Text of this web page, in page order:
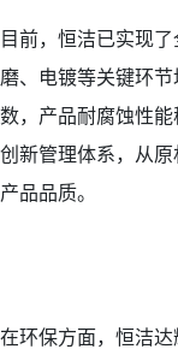
目前，恒洁已实现
磨、电镀等关键环
数，产品耐腐蚀性
创新管理体系，从
产品品质。
在环保方面，恒洁